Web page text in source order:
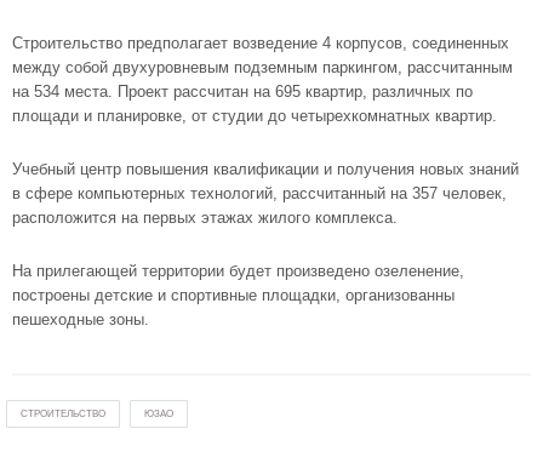
Строительство предполагает возведение 4 корпусов, соединенных
между собой двухуровневым подземным паркингом, рассчитанным
на 534 места. Проект рассчитан на 695 квартир, различных по
площади и планировке, от студии до четырехкомнатных квартир.
Учебный центр повышения квалификации и получения новых знаний
в сфере компьютерных технологий, рассчитанный на 357 человек,
расположится на первых этажах жилого комплекса.
На прилегающей территории будет произведено озеленение,
построены детские и спортивные площадки, организованны
пешеходные зоны.
СТРОИТЕЛЬСТВО ЮЗАО